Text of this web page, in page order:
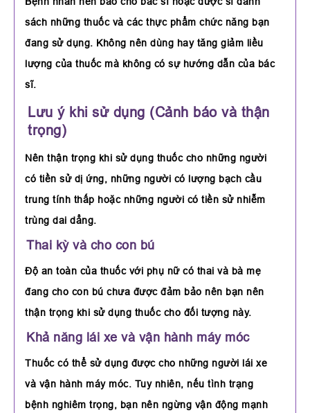
sách những thuốc và các thực phẩm chức năng bạn
đang sử dụng. Không nên dùng hay tăng giảm liều
lượng của thuốc mà không có sự hướng dẫn của bác
sĩ.
Lưu ý khi sử dụng (Cảnh báo và thận
trọng)
Nên thận trọng khi sử dụng thuốc cho những người
có tiền sử dị ứng, những người có lượng bạch cầu
trung tính thấp hoặc những người có tiền sử nhiễm
trùng dai dẳng.
Thai kỳ và cho con bú
Độ an toàn của thuốc với phụ nữ có thai và bà mẹ
đang cho con bú chưa được đảm bảo nên bạn nên
thận trọng khi sử dụng thuốc cho đối tượng này.
Khả năng lái xe và vận hành máy móc
Thuốc có thể sử dụng được cho những người lái xe
và vận hành máy móc. Tuy nhiên, nếu tình trạng
bệnh nghiêm trọng, bạn nên ngừng vận động mạnh